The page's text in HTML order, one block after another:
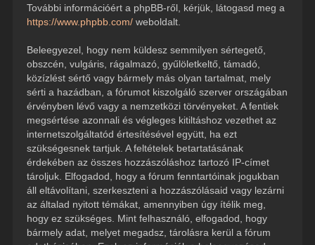
További információért a phpBB-ről, kérjük, látogasd meg a
https://www.phpbb.com/weboldalt.
Beleegyezel, hogy nem küldesz semmilyen sértegető,
obszcén, vulgáris, rágalmazó, gyűlöletkeltő, támadó,
közízlést sértő vagy bármely más olyan tartalmat, mely
sérti a hazádban, a fórumot kiszolgáló szerver országában
érvényben lévő vagy a nemzetközi törvényeket. A fentiek
megsértése azonnali és végleges kitiltáshoz vezethet az
internetszolgáltatód értesítésével együtt, ha ezt
szükségesnek tartjuk. A feltételek betartatásának
érdekében az összes hozzászóláshoz tartozó IP-címet
tároljuk. Elfogadod, hogy a fórum fenntartóinak jogukban
áll eltávolítani, szerkeszteni a hozzászólásaid vagy lezárni
az általad nyitott témákat, amennyiben úgy ítélik meg,
hogy ez szükséges. Mint felhasználó, elfogadod, hogy
bármely adat, melyet megadsz, tárolásra kerül a fórum